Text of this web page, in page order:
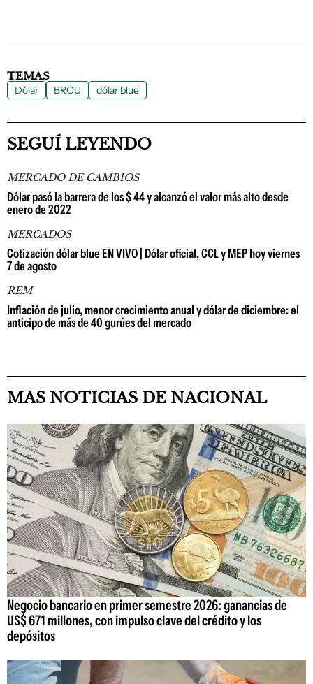
TEMAS
Dólar BROU dólar blue
SEGUÍ LEYENDO
MERCADO DE CAMBIOS
Dólar pasó la barrera de los $ 44 y alcanzó el valor más alto desde
enero de 2022
MERCADOS
Cotización dólar blue EN VIVO | Dólar oficial, CCL y MEP hoy viernes
7 de agosto
REM
Inflación de julio, menor crecimiento anual y dólar de diciembre: el
anticipo de más de 40 gurúes del mercado
MAS NOTICIAS DE NACIONAL
Negocio bancario en primer semestre 2026: ganancias de
US$ 671 millones, con impulso clave del crédito y los
depósitos